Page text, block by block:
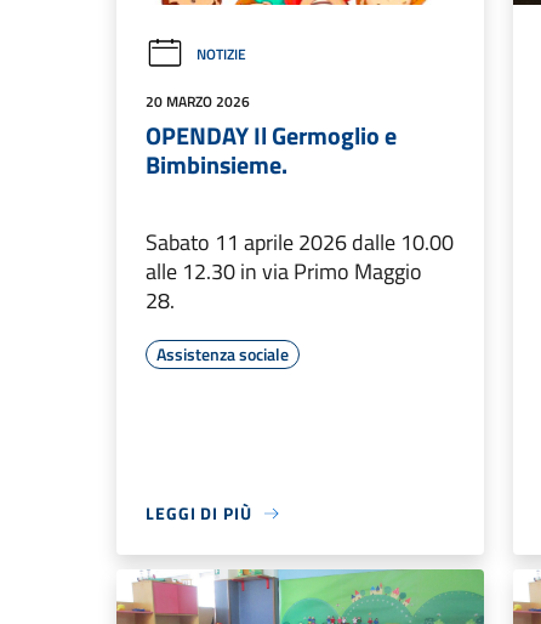
NOTIZIE
20 MARZO 2026
OPENDAY Il Germoglio e
Bimbinsieme.
Sabato 11 aprile 2026 dalle 10.00
alle 12.30 in via Primo Maggio
28.
Assistenza sociale
LEGGI DI PIÙ